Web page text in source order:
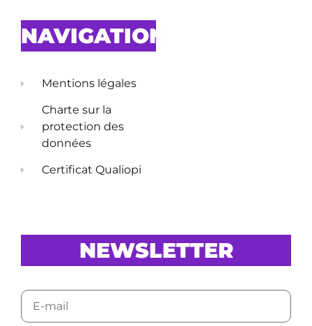
NAVIGATION
Mentions légales
Charte sur la
protection des
données
Certificat Qualiopi
NEWSLETTER